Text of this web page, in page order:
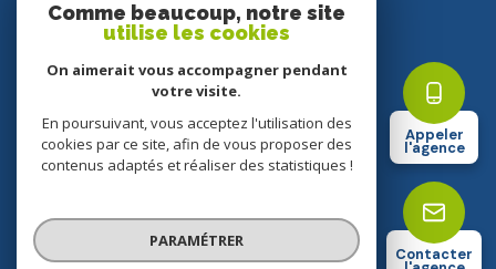
Appeler
l'agence
Contacter
Cookies
© 2026 | Tous droits réservés
Comme beaucoup, notre site
utilise les cookies
On aimerait vous accompagner pendant
votre visite.
En poursuivant, vous acceptez l'utilisation des
cookies par ce site, afin de vous proposer des
contenus adaptés et réaliser des statistiques !
PARAMÉTRER